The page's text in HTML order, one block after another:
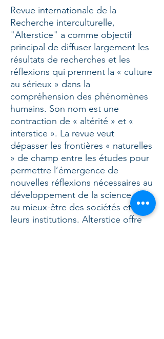
Revue internationale de la
Recherche interculturelle,
"Alterstice" a comme objectif
principal de diffuser largement les
résultats de recherches et les
réflexions qui prennent la « culture
au sérieux » dans la
compréhension des phénomènes
humains. Son nom est une
contraction de « altérité » et «
interstice ». La revue veut
dépasser les frontières « naturelles
» de champ entre les études pour
permettre l’émergence de
nouvelles réflexions nécessaires au
développement de la science et
au mieux-être des sociétés et de
leurs institutions. Alterstice offre